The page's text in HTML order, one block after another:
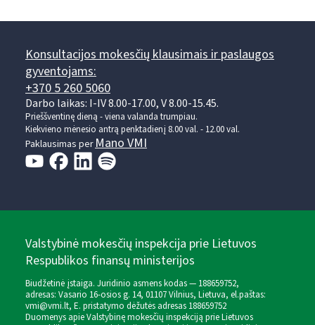
Konsultacijos mokesčių klausimais ir paslaugos
gyventojams:
+370 5 260 5060
Darbo laikas: I-IV 8.00-17.00, V 8.00-15.45.
Prieššventinę dieną - viena valanda trumpiau.
Kiekvieno mėnesio antrą penktadienį 8.00 val. - 12.00 val.
Paklausimas per Mano VMI
Valstybinė mokesčių inspekcija prie Lietuvos
Respublikos finansų ministerijos
Biudžetinė įstaiga. Juridinio asmens kodas — 188659752,
adresas: Vasario 16-osios g. 14, 01107 Vilnius, Lietuva, el.paštas:
vmi@vmi.lt, E. pristatymo dėžutės adresas 188659752
Duomenys apie Valstybinę mokesčių inspekciją prie Lietuvos